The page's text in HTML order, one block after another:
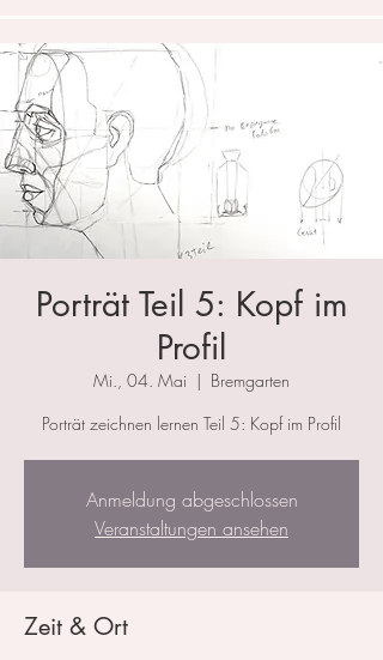
Porträt Teil 5: Kopf im
Profil
Mi., 04. Mai
  |
Bremgarten
Porträt zeichnen lernen Teil 5: Kopf im Profil
Anmeldung abgeschlossen
Veranstaltungen ansehen
Zeit & Ort